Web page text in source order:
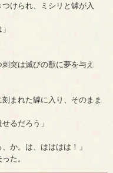
けられ、ミシリと罅が入
突は滅びの獣に夢を与え
まれた罅に入り、そのまま
るだろう」
か。は、はははは！」
た。